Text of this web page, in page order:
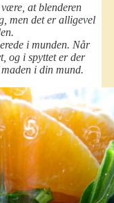
at blenderen
men det er alligevel
i munden. Når
og i spyttet er der
i din mund.